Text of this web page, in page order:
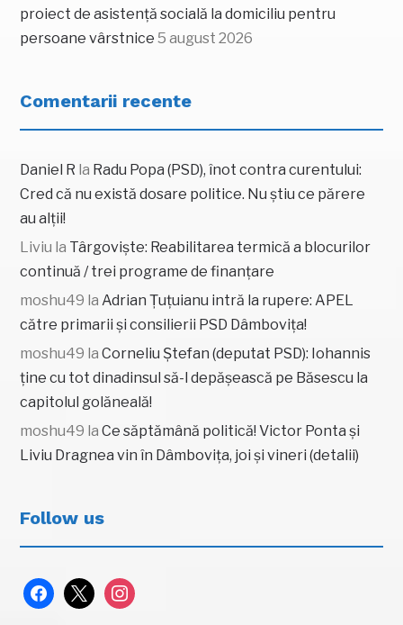
proiect de asistență socială la domiciliu pentru
persoane vârstnice 5 august 2026
Comentarii recente
Daniel R la Radu Popa (PSD), înot contra curentului:
Cred că nu există dosare politice. Nu știu ce părere
au alții!
Liviu la Târgoviște: Reabilitarea termică a blocurilor
continuă / trei programe de finanțare
moshu49 laAdrian Țuțuianu intră la rupere: APEL
către primarii și consilierii PSD Dâmbovița!
moshu49 laCorneliu Ștefan (deputat PSD): Iohannis
ține cu tot dinadinsul să-l depășească pe Băsescu la
capitolul golăneală!
moshu49 laCe săptămână politică! Victor Ponta și
Liviu Dragnea vin în Dâmbovița, joi și vineri (detalii)
Follow us
facebook
x instagram